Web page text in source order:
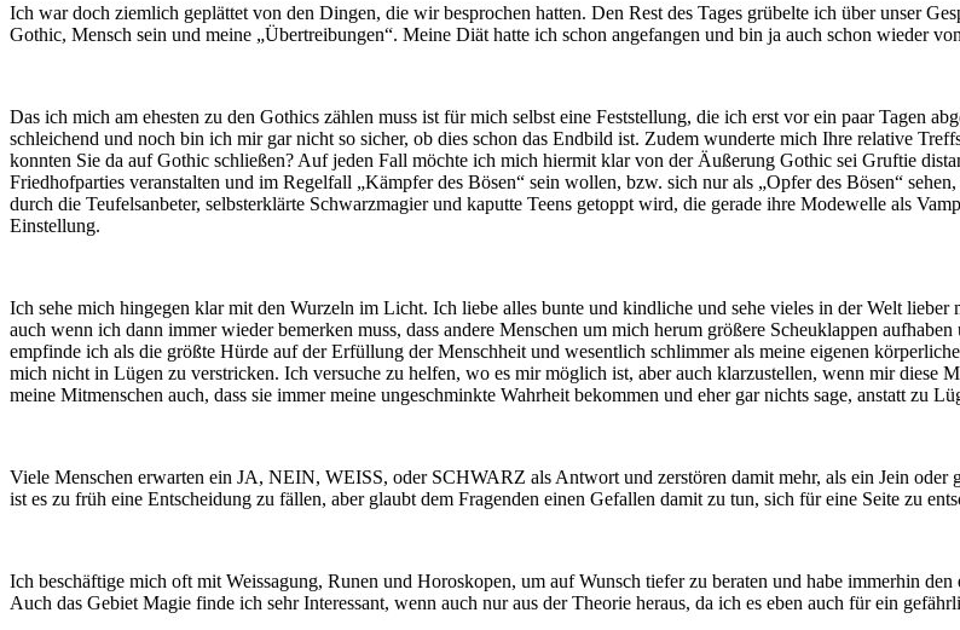
Ich war doch ziemlich geplättet von den Dingen, die wir besprochen hatten. Den Rest des Tages grübelte ich über unser
Gothic, Mensch sein und meine „Übertreibungen“. Meine Diät hatte ich schon angefangen und bin ja auch schon wieder
Das ich mich am ehesten zu den Gothics zählen muss ist für mich selbst eine Feststellung, die ich erst vor ein paar Tagen
schleichend und noch bin ich mir gar nicht so sicher, ob dies schon das Endbild ist. Zudem wunderte mich Ihre relative
konnten Sie da auf Gothic schließen? Auf jeden Fall möchte ich mich hiermit klar von der Äußerung Gothic sei Gruftie
Friedhofparties veranstalten und im Regelfall „Kämpfer des Bösen“ sein wollen, bzw. sich nur als „Opfer des Bösen“
durch die Teufelsanbeter, selbsterklärte Schwarzmagier und kaputte Teens getoppt wird, die gerade ihre Modewelle als
Einstellung.
Ich sehe mich hingegen klar mit den Wurzeln im Licht. Ich liebe alles bunte und kindliche und sehe vieles in der Welt
auch wenn ich dann immer wieder bemerken muss, dass andere Menschen um mich herum größere Scheuklappen
empfinde ich als die größte Hürde auf der Erfüllung der Menschheit und wesentlich schlimmer als meine eigenen
mich nicht in Lügen zu verstricken. Ich versuche zu helfen, wo es mir möglich ist, aber auch klarzustellen, wenn mir
meine Mitmenschen auch, dass sie immer meine ungeschminkte Wahrheit bekommen und eher gar nichts sage, anstatt zu
Viele Menschen erwarten ein JA, NEIN, WEISS, oder SCHWARZ als Antwort und zerstören damit mehr, als ein Jein
ist es zu früh eine Entscheidung zu fällen, aber glaubt dem Fragenden einen Gefallen damit zu tun, sich für eine Seite zu
Ich beschäftige mich oft mit Weissagung, Runen und Horoskopen, um auf Wunsch tiefer zu beraten und habe immerhin
Auch das Gebiet Magie finde ich sehr Interessant, wenn auch nur aus der Theorie heraus, da ich es eben auch für ein